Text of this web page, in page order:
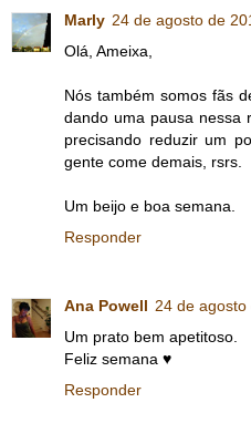
Marly 24 de agosto de
Olá, Ameixa,
Nós também somos fãs
dando uma pausa nessa
precisando reduzir um
gente come demais, rsrs.
Um beijo e boa semana.
Responder
Ana Powell 24 de
Um prato bem apetitoso.
Feliz semana ♥
Responder